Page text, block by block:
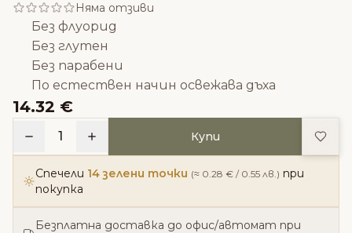
Няма отзиви
Без флуорид
Без глутен
Без парабени
По естествен начин освежава дъха
14.32 €
1 Купи
Спечели 14 зелени точки (≈ 0.28 € / 0.55 лв.) при
покупка
Безплатна доставка до офис/автомат при